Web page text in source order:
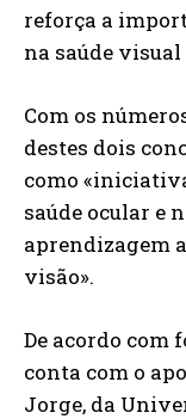
reforça a
na saúde
Com os
destes dois
como
saúde ocular e
aprendizagem
visão».
De acordo com
conta com o
Jorge, da